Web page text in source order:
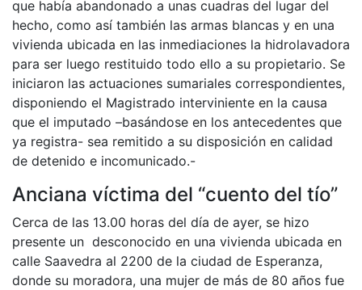
que había abandonado a unas cuadras del lugar del
hecho, como así también las armas blancas y en una
vivienda ubicada en las inmediaciones la hidrolavadora
para ser luego restituido todo ello a su propietario. Se
iniciaron las actuaciones sumariales correspondientes,
disponiendo el Magistrado interviniente en la causa
que el imputado –basándose en los antecedentes que
ya registra- sea remitido a su disposición en calidad
de detenido e incomunicado.-
Anciana víctima del “cuento del tío”
Cerca de las 13.00 horas del día de ayer, se hizo
presente un desconocido en una vivienda ubicada en
calle Saavedra al 2200 de la ciudad de Esperanza,
donde su moradora, una mujer de más de 80 años fue